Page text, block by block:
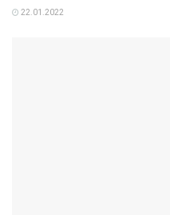
22.01.2022